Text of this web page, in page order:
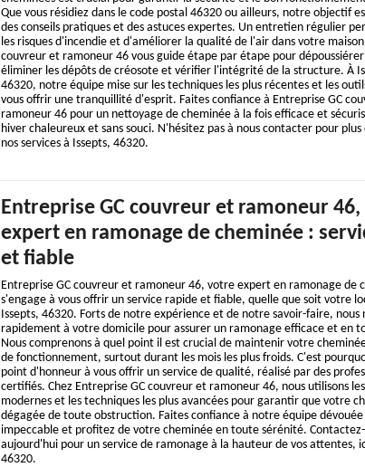
Que vous résidiez dans le code postal 46320 ou ailleurs, notre objectif
des conseils pratiques et des astuces expertes. Un entretien régulier
les risques d'incendie et d'améliorer la qualité de l'air dans votre
couvreur et ramoneur 46 vous guide étape par étape pour
éliminer les dépôts de créosote et vérifier l'intégrité de la structure. À
46320, notre équipe mise sur les techniques les plus récentes et les
vous offrir une tranquillité d'esprit. Faites confiance à Entreprise GC
ramoneur 46 pour un nettoyage de cheminée à la fois efficace et
hiver chaleureux et sans souci. N'hésitez pas à nous contacter pour
nos services à Issepts, 46320.
Entreprise GC couvreur et ramoneur
expert en ramonage de cheminée :
et fiable
Entreprise GC couvreur et ramoneur 46, votre expert en ramonage de
s'engage à vous offrir un service rapide et fiable, quelle que soit votre
Issepts, 46320. Forts de notre expérience et de notre savoir-faire, nous
rapidement à votre domicile pour assurer un ramonage efficace et en
Nous comprenons à quel point il est crucial de maintenir votre
de fonctionnement, surtout durant les mois les plus froids. C'est
point d'honneur à vous offrir un service de qualité, réalisé par des
certifiés. Chez Entreprise GC couvreur et ramoneur 46, nous utilisons
modernes et les techniques les plus avancées pour garantir que votre
dégagée de toute obstruction. Faites confiance à notre équipe
impeccable et profitez de votre cheminée en toute sérénité. Contactez-
aujourd'hui pour un service de ramonage à la hauteur de vos attentes,
46320.